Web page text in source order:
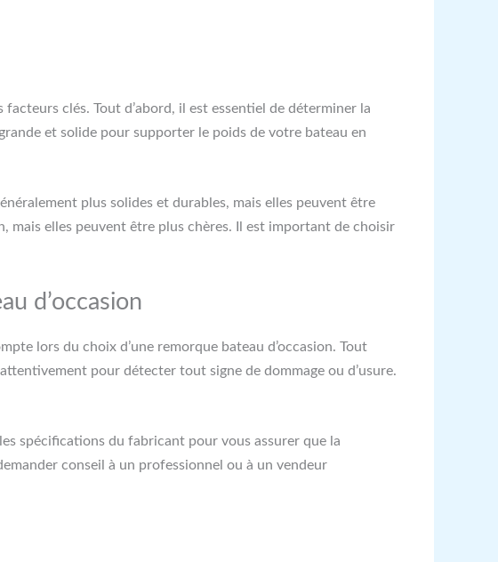
clés. Tout d’abord, il est essentiel de déterminer la
et solide pour supporter le poids de votre bateau en
plus solides et durables, mais elles peuvent être
mais elles peuvent être plus chères. Il est important de choisir
d’occasion
lors du choix d’une remorque bateau d’occasion. Tout
pour détecter tout signe de dommage ou d’usure.
spécifications du fabricant pour vous assurer que la
conseil à un professionnel ou à un vendeur